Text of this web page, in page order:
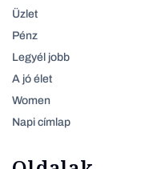
Üzlet
Pénz
Legyél jobb
A jó élet
Women
Napi címlap